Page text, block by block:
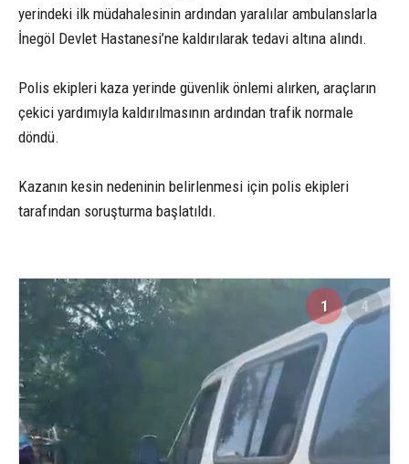
yerindeki ilk müdahalesinin ardından yaralılar ambulanslarla
İnegöl Devlet Hastanesi’ne kaldırılarak tedavi altına alındı.
Polis ekipleri kaza yerinde güvenlik önlemi alırken, araçların
çekici yardımıyla kaldırılmasının ardından trafik normale
döndü.
Kazanın kesin nedeninin belirlenmesi için polis ekipleri
tarafından soruşturma başlatıldı.
1 4